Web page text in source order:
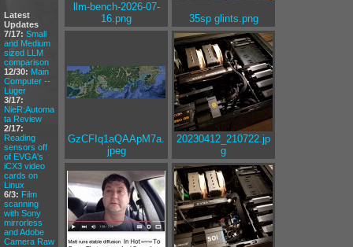
Latest
Updates
7/17: Small
and Medium
sized LLM
comparison
12/30: Main
Computer --
Luger
3/17:
NieR:Automa
ta Review
2/17:
Reading
sensors off
of EVGA's
iCX3 video
cards on
Linux
6/3: Film
scanning
with Sony
mirrorless
and Adobe
Camera Raw
llm-bench-2026-07-
16.png
35sp glints.png
GzCFIq1aQAApM7a.
jpeg
20230412_210722.jp
g